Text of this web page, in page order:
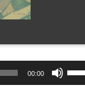
00:00
Use
as